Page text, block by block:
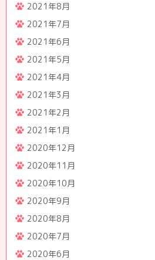
2021年8月
2021年7月
2021年6月
2021年5月
2021年4月
2021年3月
2021年2月
2021年1月
2020年12月
2020年11月
2020年10月
2020年9月
2020年8月
2020年7月
2020年6月